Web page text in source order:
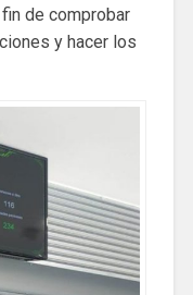
de comprobar
y hacer los